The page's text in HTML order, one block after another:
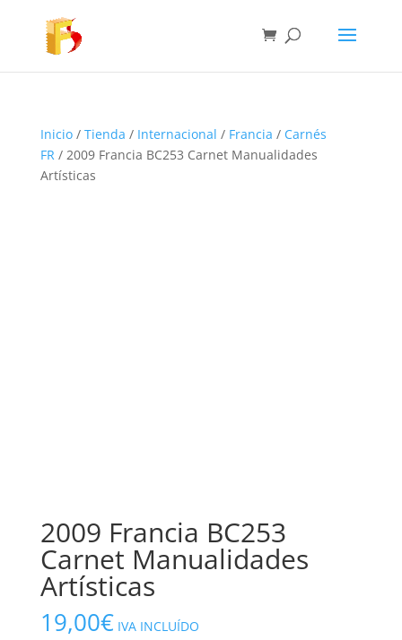
Inicio/ Tienda / Internacional / Francia / Carnés
FR/ 2009 Francia BC253 Carnet Manualidades
Artísticas
2009 Francia BC253
Carnet Manualidades
Artísticas
19,00€ IVA INCLUÍDO